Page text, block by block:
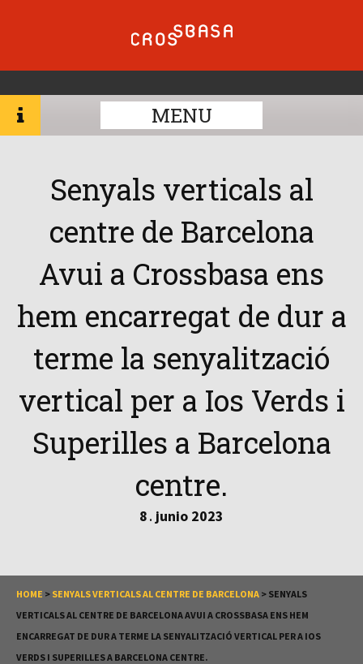
MENU
Senyals verticals al
centre de Barcelona
Avui a Crossbasa ens
hem encarregat de dur a
terme la senyalització
vertical per a Ios Verds i
Superilles a Barcelona
centre.
8 . junio 2023
HOME > SENYALS VERTICALS AL CENTRE DE BARCELONA > SENYALS
VERTICALS AL CENTRE DE BARCELONA AVUI A CROSSBASA ENS HEM
ENCARREGAT DE DUR A TERME LA SENYALITZACIÓ VERTICAL PER A IOS
VERDS I SUPERILLES A BARCELONA CENTRE.